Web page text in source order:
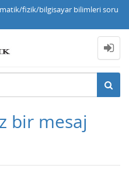
fizik/bilgisayar bilimleri soru
bir mesaj